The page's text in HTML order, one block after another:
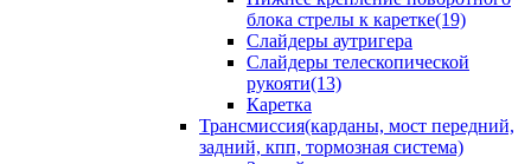
блока стрелы к каретке(19)
Слайдеры аутригера
Слайдеры телескопической
рукояти(13)
Каретка
Трансмиссия(карданы, мост передний,
задний, кпп, тормозная система)